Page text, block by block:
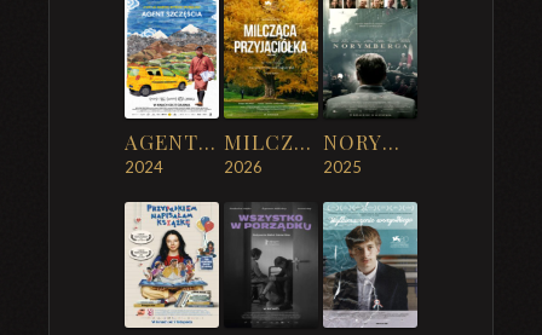
AGENT SZCZĘŚCIA
2024
MILCZĄCA PRZYJACIÓŁKA
2026
NORYMBERGA
2025